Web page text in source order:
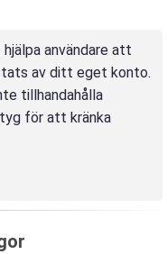
användare att
av ditt eget konto.
tillhandahålla
för att kränka